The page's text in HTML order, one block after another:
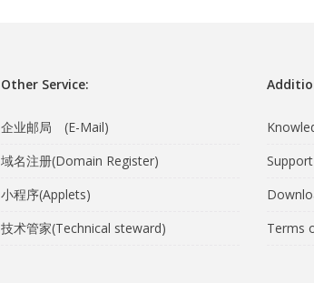
Other Service:
企业邮局 (E-Mail)
域名注册(Domain Register)
小程序(Applets)
技术管家(Technical steward)
Terms